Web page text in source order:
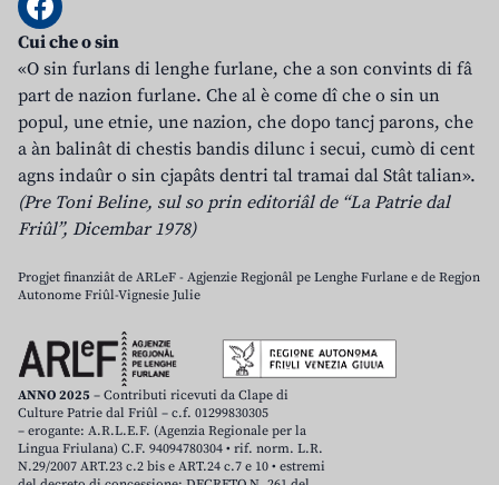
Cui che o sin
«O sin furlans di lenghe furlane, che a son convints di fâ
part de nazion furlane. Che al è come dî che o sin un
popul, une etnie, une nazion, che dopo tancj parons, che
a àn balinât di chestis bandis dilunc i secui, cumò di cent
agns indaûr o sin cjapâts dentri tal tramai dal Stât talian».
(Pre Toni Beline, sul so prin editoriâl de “La Patrie dal
Friûl”, Dicembar 1978)
Progjet finanziât de ARLeF - Agjenzie Regjonâl pe Lenghe Furlane e de Regjon
Autonome Friûl-Vignesie Julie
ANNO 2025 – Contributi ricevuti da Clape di
Culture Patrie dal Friûl – c.f. 01299830305
– erogante: A.R.L.E.F. (Agenzia Regionale per la
Lingua Friulana) C.F. 94094780304 • rif. norm. L.R.
N.29/2007 ART.23 c.2 bis e ART.24 c.7 e 10 • estremi